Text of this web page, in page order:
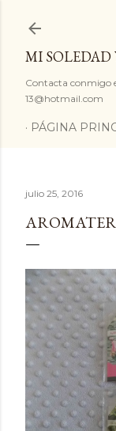
MI SOLEDAD
Contacta conmigo
13@hotmail.com
PÁGINA
julio 25, 2016